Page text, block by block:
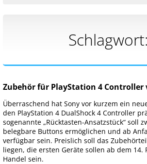
Schlagwort:
Zubehör für PlayStation 4 Controller
Überraschend hat Sony vor kurzem ein
den PlayStation 4 DualShock 4 Controller
sogenannte „Rücktasten-Ansatzstück“ soll
belegbare Buttons ermöglichen und ab
verfügbar sein. Preislich soll das
liegen, die ersten Geräte sollen ab dem 14.
Handel sein.